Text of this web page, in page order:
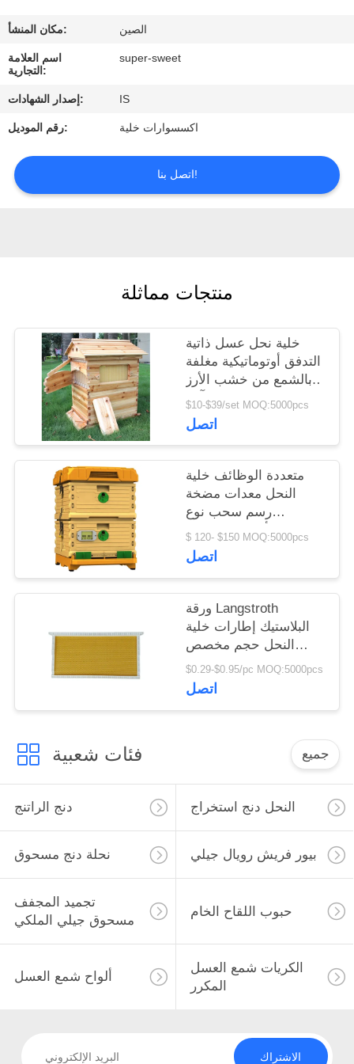
مراقبة
الجودة
اتصل
اطلب
مكان المنشأ: الصين
اسم العلامة
التجارية:
super-sweet
إصدار الشهادات: IS
رقم الموديل: اكسسوارات خلية
اتصل بنا!
منتجات مماثلة
خلية نحل عسل ذاتية
التدفق أوتوماتيكية مغلفة
بالشمع من خشب الأرز
الصيني و 7 إطارات آلية
لتربية النحل أداة معدات
تربية النحل
$10-$39/set MOQ:5000pcs
اتصل
متعددة الوظائف خلية
النحل معدات مضخة
رسم سحب نوع
البلاستيك أسفل المجلس
ل خلية النحل
$ 120- $150 MOQ:5000pcs
اتصل
ورقة Langstroth
البلاستيك إطارات خلية
النحل حجم مخصص
لمعدات تربية النحل
$0.29-$0.95/pc MOQ:5000pcs
اتصل
فئات شعبية جميع
دنج الراتنج النحل دنج استخراج
نحلة دنج مسحوق بيور فريش رويال جيلي
تجميد المجفف
مسحوق جيلي الملكي
حبوب اللقاح الخام
ألواح شمع العسل
الكريات شمع العسل
المكرر
الاشتراك